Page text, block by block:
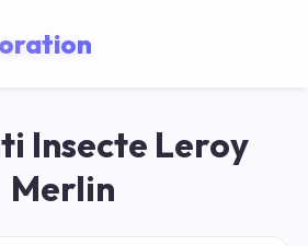
Insecte Leroy
Merlin